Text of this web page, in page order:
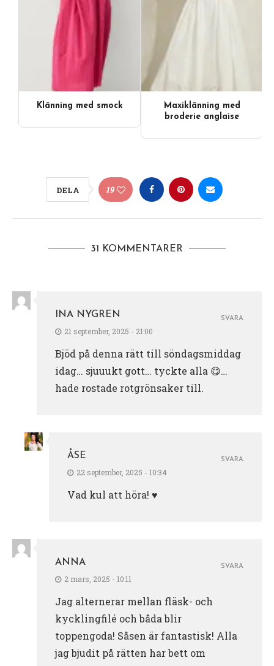
Klänning med smock
Maxiklänning med
broderie anglaise
DELA 19
31 KOMMENTARER
INA NYGREN
21 september, 2025 - 21:00
Bjöd på denna rätt till söndagsmiddag
idag… sjuuukt gott… tyckte alla 😋…
hade rostade rotgrönsaker till.
SVARA
ÅSE
22 september, 2025 - 10:34
Vad kul att höra! ♥️
SVARA
ANNA
2 mars, 2025 - 10:11
Jag alternerar mellan fläsk- och
kycklingfilé och båda blir
toppengoda! Såsen är fantastisk! Alla
jag bjudit på rätten har bett om
SVARA